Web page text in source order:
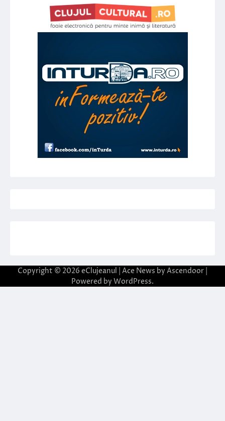
Copyright © 2026 eClujeanul | Ace News by Ascendoor
Powered by WordPress.